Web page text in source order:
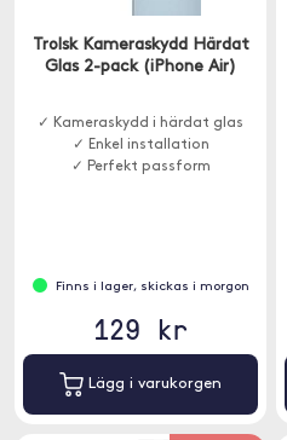
Trolsk Kameraskydd Härdat
Glas 2-pack (iPhone Air)
✓ Kameraskydd i härdat glas
✓ Enkel installation
✓ Perfekt passform
Finns i lager, skickas i morgon
129 kr
Lägg i varukorgen